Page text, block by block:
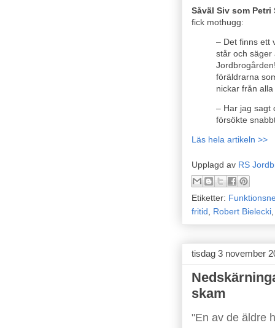
Såväl Siv som Petri
fick mothugg:
– Det finns ett
står och säger
föräldrarna
nickar från
– Har jag sagt
försökte
Läs hela artikeln >>
Upplagd av RS
Etiketter:
fritid, Robert Bielecki
tisdag 3 november
skam
"En av de äldre